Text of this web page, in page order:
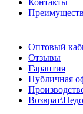
Оптовый
Отзывы
Гарантия
Публичная